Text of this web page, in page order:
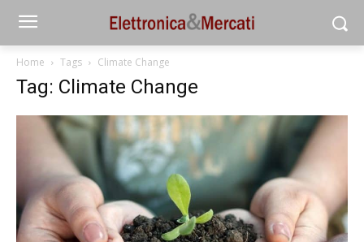
Home Tags Climate Change
Tag: Climate Change